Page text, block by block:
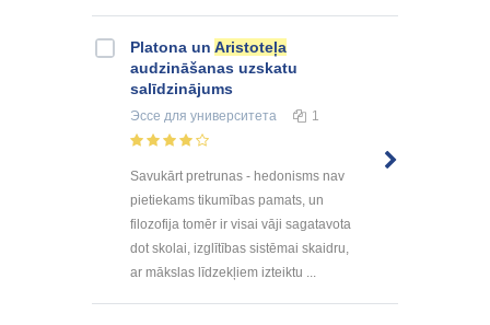
Platona un Aristoteļa
audzināšanas uzskatu
salīdzinājums
Эссе для университета 1
Savukārt pretrunas - hedonisms nav
pietiekams tikumības pamats, un
filozofija tomēr ir visai vāji sagatavota
dot skolai, izglītības sistēmai skaidru,
ar mākslas līdzekļiem izteiktu ...